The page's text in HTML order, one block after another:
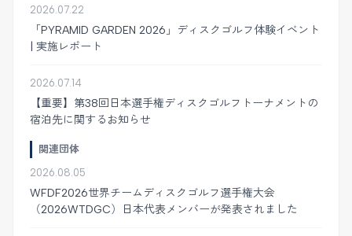
2026.07.22
「PYRAMID GARDEN 2026」ディスクゴルフ体験イベント
| 実施レポート
2026.07.14
【重要】第38回日本選手権ディスクゴルフトーナメントの
宿泊先に関するお知らせ
関連団体
2026.08.05
WFDF2026世界チームディスクゴルフ選手権大会
（2026WTDGC）日本代表メンバーが発表されました